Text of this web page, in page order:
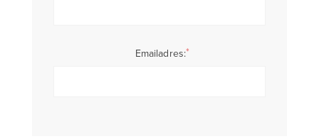
Emailadres:*